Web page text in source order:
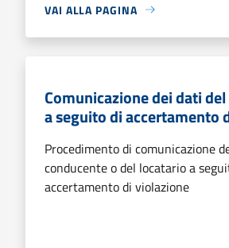
VAI ALLA PAGINA
Comunicazione dei dati
a seguito di accertamento
Procedimento di comunicazione
conducente o del locatario a
accertamento di violazione